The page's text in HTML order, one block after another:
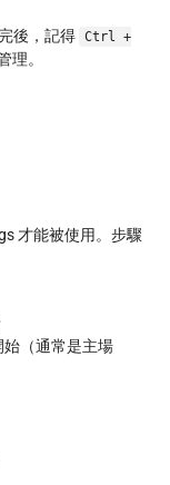
後，記得 Ctrl +
理。
才能被使用。步驟
（通常是主場